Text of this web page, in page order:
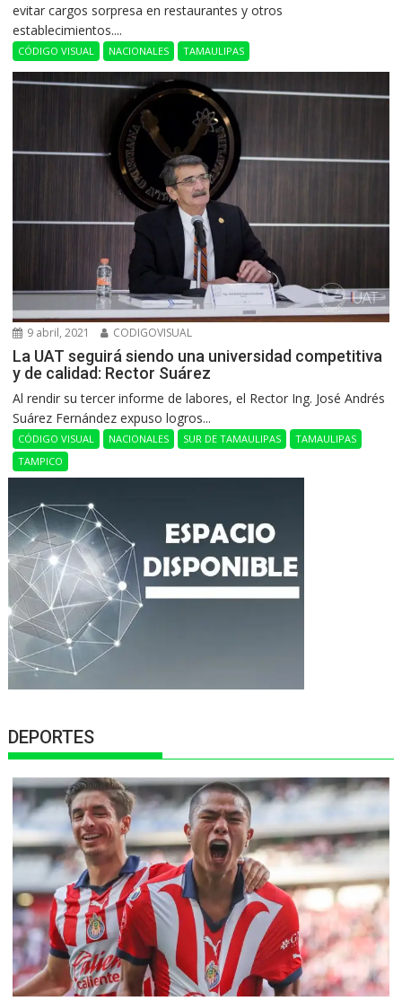
evitar cargos sorpresa en restaurantes y otros
establecimientos....
CÓDIGO VISUAL NACIONALES TAMAULIPAS
9 abril, 2021 CODIGOVISUAL
La UAT seguirá siendo una universidad competitiva
y de calidad: Rector Suárez
Al rendir su tercer informe de labores, el Rector Ing. José Andrés
Suárez Fernández expuso logros...
CÓDIGO VISUAL NACIONALES SUR DE TAMAULIPAS
TAMAULIPAS
TAMPICO
DEPORTES